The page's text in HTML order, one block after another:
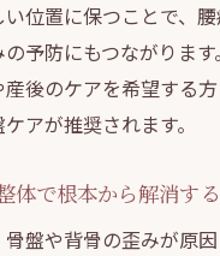
位置に保つことで、
予防にもつながりま
後のケアを希望する
アが推奨されます。
体で根本から解消す
盤や背骨の歪みが原